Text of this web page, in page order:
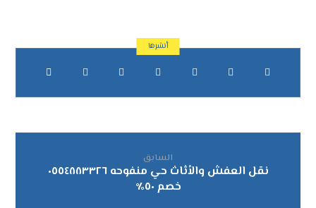
السابق
نقل العفش والأثاث حي منفوحه ٠٥٥٤٨٨٣٣٢٦
خصم ٥٠٪